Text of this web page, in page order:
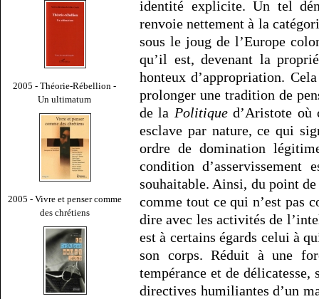
2005 - Théorie-Rébellion -
Un ultimatum
2005 - Vivre et penser comme
des chrétiens
identité explicite. Un tel
renvoie nettement à la
sous le joug de l’Europe
qu’il est, devenant la
honteux d’appropriation.
prolonger une tradition de
de la Politiqued’Aristote où
esclave par nature, ce qui
ordre de domination
condition
souhaitable. Ainsi, du point de
comme tout ce qui n’est pas
dire avec les activités de
est à certains égards celui à
son corps. Réduit à une
tempérance et de
directives humiliantes d’un